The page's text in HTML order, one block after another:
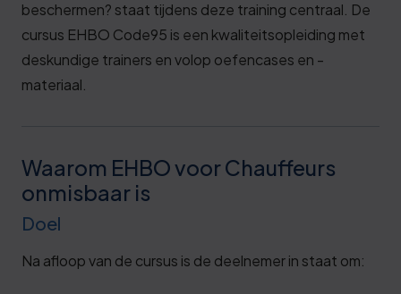
beschermen? staat tijdens deze training centraal. De
cursus EHBO Code95 is een kwaliteitsopleiding met
deskundige trainers en volop oefencases en -
materiaal.
Waarom EHBO voor Chauffeurs
onmisbaar is
Doel
Na afloop van de cursus is de deelnemer in staat om: